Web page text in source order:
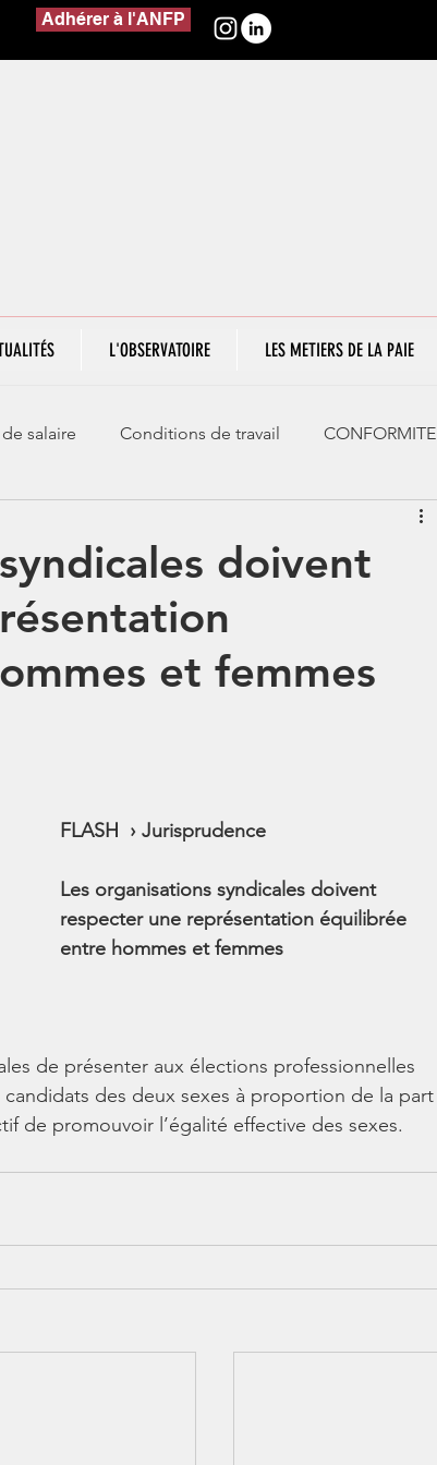
Adhérer à l'ANFP
L'OBSERVATOIRE LES METIERS DE LA PAIE
salaire Conditions de travail CONFORMITE
aidés Jours fériés
doivent
et femmes
FLASH  › Jurisprudence
Les organisations syndicales doivent
respecter une représentation équilibrée
entre hommes et femmes
de présenter aux élections professionnelles
des deux sexes à proportion de la part
de promouvoir l’égalité effective des sexes.